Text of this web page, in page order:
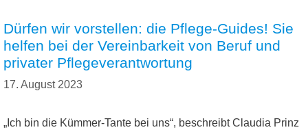
Dürfen wir vorstellen: die Pflege-Guides! Sie
helfen bei der Vereinbarkeit von Beruf und
privater Pflegeverantwortung
17. August 2023
„Ich bin die Kümmer-Tante bei uns“, beschreibt Claudia Prinz